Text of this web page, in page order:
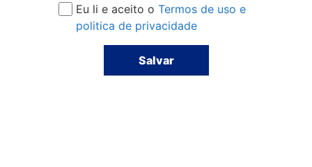
Eu li e aceito o Termos de uso e
politica de privacidade
Salvar